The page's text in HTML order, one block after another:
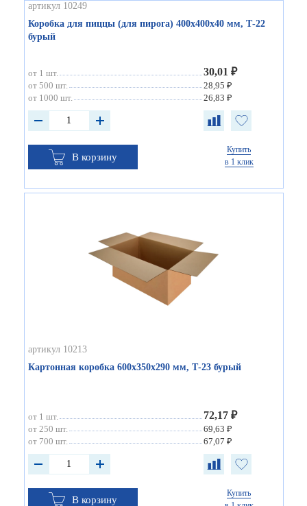
артикул 10249
Коробка для пиццы (для пирога) 400х400х40 мм, Т-22
бурый
от 1 шт. 30,01 ₽
от 500 шт.
28,95 ₽
от 1000 шт.
26,83 ₽
В корзину
Купить
в 1 клик
артикул 10213
Картонная коробка 600х350х290 мм, Т-23 бурый
от 1 шт. 72,17 ₽
от 250 шт.
69,63 ₽
от 700 шт.
67,07 ₽
В корзину
Купить